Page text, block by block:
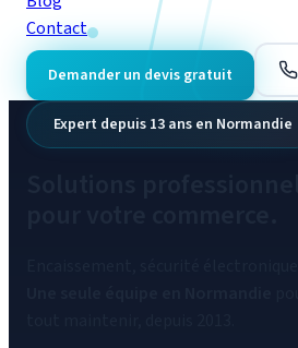
Contact
Demander un devis gratuit
Expert depuis 13 ans en Normandie